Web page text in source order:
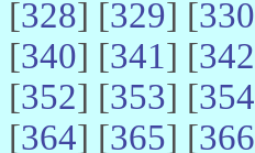
[328] [329] [330
[340] [341] [342
[352] [353] [354
[364] [365] [366